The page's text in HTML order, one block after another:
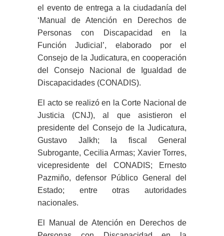
el evento de entrega a la ciudadanía del
‘Manual de Atención en Derechos de
Personas con Discapacidad en la
Función Judicial’, elaborado por el
Consejo de la Judicatura, en cooperación
del Consejo Nacional de Igualdad de
Discapacidades (CONADIS).
El acto se realizó en la Corte Nacional de
Justicia (CNJ), al que asistieron el
presidente del Consejo de la Judicatura,
Gustavo Jalkh;
la fiscal General
Subrogante, Cecilia Armas; Xavier Torres,
vicepresidente del CONADIS; Ernesto
Pazmiño, defensor Público General del
Estado; entre otras autoridades
nacionales.
El Manual de Atención en Derechos de